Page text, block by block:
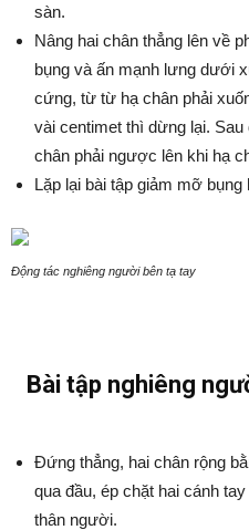
sàn.
Nâng hai chân thẳng lên về
bụng và ấn mạnh lưng dưới
cứng, từ từ hạ chân phải
vài centimet thì dừng lại.
chân phải ngược lên khi hạ
Lặp lại bài tập giảm mỡ bụng
Động tác nghiêng người bên tạ tay
Bài tập nghiêng
Đứng thẳng, hai chân rộng
qua đầu, ép chặt hai cánh
thân người.